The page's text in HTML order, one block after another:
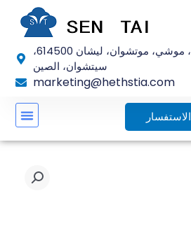
المجموعة 2، فنغهوانغ، موشي، موتشوان، ليشان 614500،
سيتشوان، الصين
marketing@hethstia.com
الاستفسار